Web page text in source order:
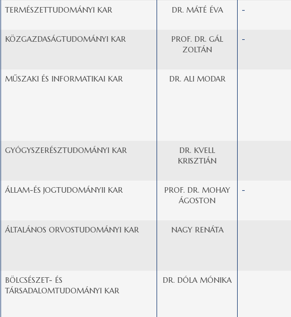
TERMÉSZETTUDOMÁNYI KAR DR. MÁTÉ ÉVA -
KÖZGAZDASÁGTUDOMÁNYI KAR
PROF. DR. GÁL
ZOLTÁN
-
MŰSZAKI ÉS INFORMATIKAI KAR DR. ALI MODAR
GYÓGYSZERÉSZTUDOMÁNYI KAR
DR. KVELL
KRISZTIÁN
ÁLLAM-ÉS JOGTUDOMÁNYII KAR
PROF. DR. MOHAY
ÁGOSTON
-
ÁLTALÁNOS ORVOSTUDOMÁNYI KAR NAGY RENÁTA
BÖLCSÉSZET- ÉS
TÁRSADALOMTUDOMÁNYI KAR
DR. DÓLA MÓNIKA